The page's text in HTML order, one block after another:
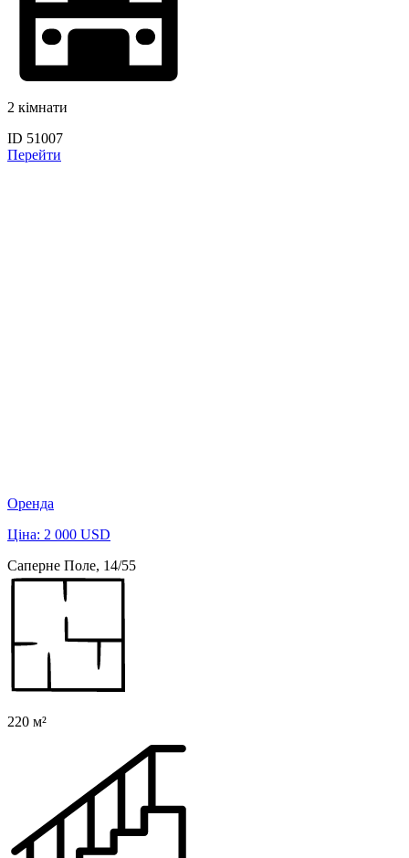
2 кімнати
ID 51007
Перейти
Оренда
Ціна: 2 000 USD
Саперне Поле, 14/55
220 м²